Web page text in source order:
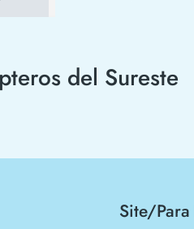
del Sureste
Site/